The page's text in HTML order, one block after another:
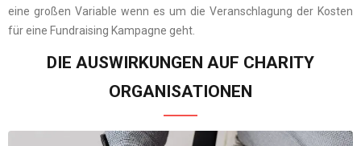
eine großen Variable wenn es um die Veranschlagung der Kosten
für eine Fundraising Kampagne geht.
DIE AUSWIRKUNGEN AUF CHARITY
ORGANISATIONEN